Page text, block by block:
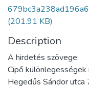
(201.91 KB)
Description
A hirdetés szövege:
Cipő különlegességek
Hegedűs Sándor utca